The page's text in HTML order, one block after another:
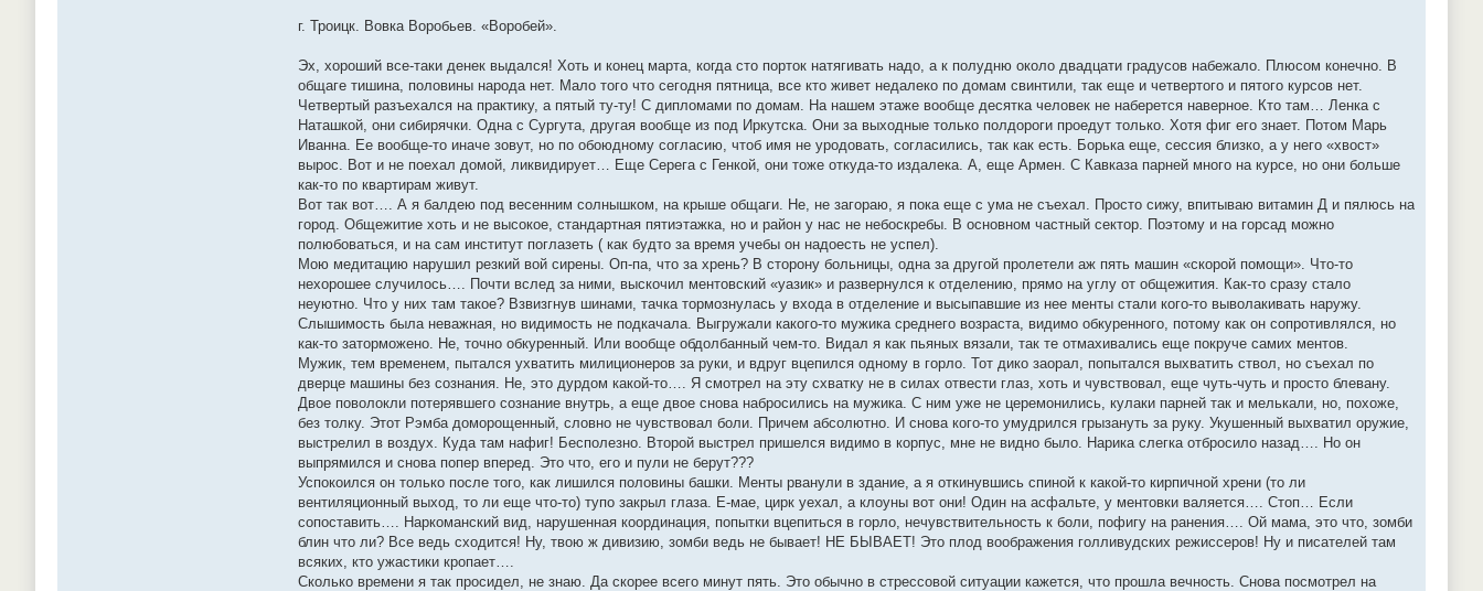
г. Троицк. Вовка Воробьев. «Воробей».
Эх, хороший все-таки денек выдался! Хоть и конец марта, когда сто порток натягивать надо, а к полудню около двадцати градусов набежало. Плюсом конечно. В
общаге тишина, половины народа нет. Мало того что сегодня пятница, все кто живет недалеко по домам свинтили, так еще и четвертого и пятого курсов нет.
Четвертый разъехался на практику, а пятый ту-ту! С дипломами по домам. На нашем этаже вообще десятка человек не наберется наверное. Кто там… Ленка с
Наташкой, они сибирячки. Одна с Сургута, другая вообще из под Иркутска. Они за выходные только полдороги проедут только. Хотя фиг его знает. Потом Марь
Иванна. Ее вообще-то иначе зовут, но по обоюдному согласию, чтоб имя не уродовать, согласились, так как есть. Борька еще, сессия близко, а у него «хвост»
вырос. Вот и не поехал домой, ликвидирует… Еще Серега с Генкой, они тоже откуда-то издалека. А, еще Армен. С Кавказа парней много на курсе, но они больше
как-то по квартирам живут.
Вот так вот…. А я балдею под весенним солнышком, на крыше общаги. Не, не загораю, я пока еще с ума не съехал. Просто сижу, впитываю витамин Д и пялюсь на
город. Общежитие хоть и не высокое, стандартная пятиэтажка, но и район у нас не небоскребы. В основном частный сектор. Поэтому и на горсад можно
полюбоваться, и на сам институт поглазеть ( как будто за время учебы он надоесть не успел).
Мою медитацию нарушил резкий вой сирены. Оп-па, что за хрень? В сторону больницы, одна за другой пролетели аж пять машин «скорой помощи». Что-то
нехорошее случилось…. Почти вслед за ними, выскочил ментовский «уазик» и развернулся к отделению, прямо на углу от общежития. Как-то сразу стало
неуютно. Что у них там такое? Взвизгнув шинами, тачка тормознулась у входа в отделение и высыпавшие из нее менты стали кого-то выволакивать наружу.
Слышимость была неважная, но видимость не подкачала. Выгружали какого-то мужика среднего возраста, видимо обкуренного, потому как он сопротивлялся, но
как-то заторможено. Не, точно обкуренный. Или вообще обдолбанный чем-то. Видал я как пьяных вязали, так те отмахивались еще покруче самих ментов.
Мужик, тем временем, пытался ухватить милиционеров за руки, и вдруг вцепился одному в горло. Тот дико заорал, попытался выхватить ствол, но съехал по
дверце машины без сознания. Не, это дурдом какой-то…. Я смотрел на эту схватку не в силах отвести глаз, хоть и чувствовал, еще чуть-чуть и просто блевану.
Двое поволокли потерявшего сознание внутрь, а еще двое снова набросились на мужика. С ним уже не церемонились, кулаки парней так и мелькали, но, похоже,
без толку. Этот Рэмба доморощенный, словно не чувствовал боли. Причем абсолютно. И снова кого-то умудрился грызануть за руку. Укушенный выхватил оружие,
выстрелил в воздух. Куда там нафиг! Бесполезно. Второй выстрел пришелся видимо в корпус, мне не видно было. Нарика слегка отбросило назад…. Но он
выпрямился и снова попер вперед. Это что, его и пули не берут???
Успокоился он только после того, как лишился половины башки. Менты рванули в здание, а я откинувшись спиной к какой-то кирпичной хрени (то ли
вентиляционный выход, то ли еще что-то) тупо закрыл глаза. Е-мае, цирк уехал, а клоуны вот они! Один на асфальте, у ментовки валяется…. Стоп… Если
сопоставить…. Наркоманский вид, нарушенная координация, попытки вцепиться в горло, нечувствительность к боли, пофигу на ранения…. Ой мама, это что, зомби
блин что ли? Все ведь сходится! Ну, твою ж дивизию, зомби ведь не бывает! НЕ БЫВАЕТ! Это плод воображения голливудских режиссеров! Ну и писателей там
всяких, кто ужастики кропает….
Сколько времени я так просидел, не знаю. Да скорее всего минут пять. Это обычно в стрессовой ситуации кажется, что прошла вечность. Снова посмотрел на